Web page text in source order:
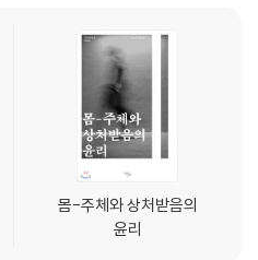
몸-주체와 상처받음의
윤리